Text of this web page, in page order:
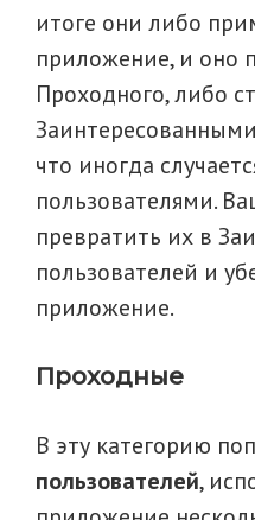
итоге они либо
приложение, и оно
Проходного, либо
что иногда
пользователями.
превратить их в
пользователей и
приложение.
Проходные
В эту категорию
пользователей,